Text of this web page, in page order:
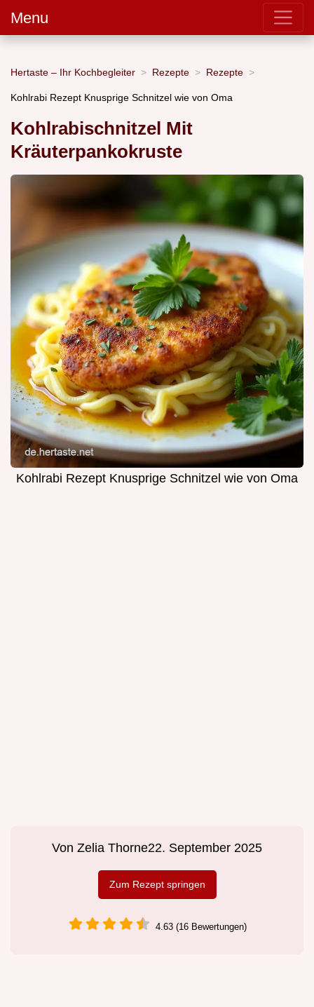
Menu
Hertaste – Ihr Kochbegleiter Rezepte Rezepte
Kohlrabi Rezept Knusprige Schnitzel wie von Oma
Kohlrabischnitzel Mit
Kräuterpankokruste
Kohlrabi Rezept Knusprige Schnitzel wie von Oma
Von Zelia Thorne22. September 2025
Zum Rezept springen
4.63 (16 Bewertungen)